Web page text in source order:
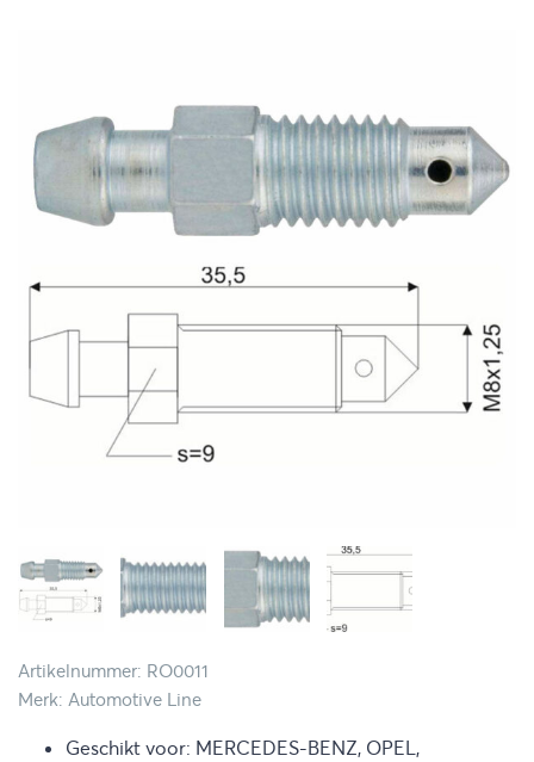
Artikelnummer: RO0011
Merk: Automotive Line
Geschikt voor: MERCEDES-BENZ, OPEL,